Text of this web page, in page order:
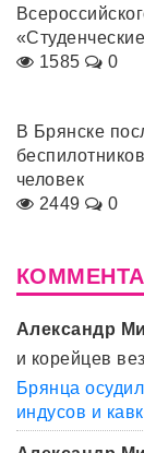
1585
0
В Брянске
человек
2449
0
Александр
и корейцев
Брянца
индусов и